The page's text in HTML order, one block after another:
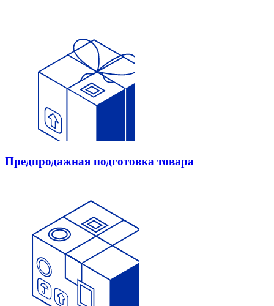
Предпродажная подготовка товара